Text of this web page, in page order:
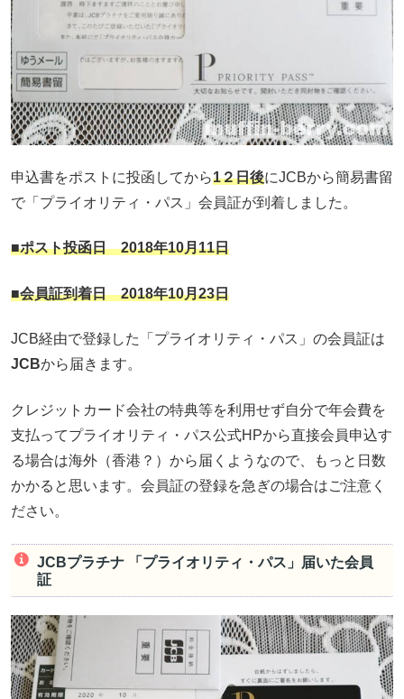
申込書をポストに投函してから1２日後にJCBから簡易書留
で「プライオリティ・パス」会員証が到着しました。
■ポスト投函日 2018年10月11日
■会員証到着日 2018年10月23日
JCB経由で登録した「プライオリティ・パス」の会員証は
JCBから届きます。
クレジットカード会社の特典等を利用せず自分で年会費を
支払ってプライオリティ・パス公式HPから直接会員申込す
る場合は海外（香港？）から届くようなので、もっと日数
かかると思います。会員証の登録を急ぎの場合はご注意く
ださい。
JCBプラチナ 「プライオリティ・パス」届いた会員
証